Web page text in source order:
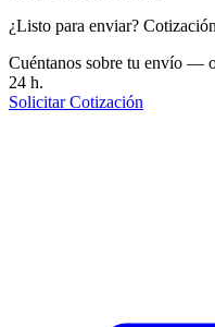
¿Listo para enviar?
Cuéntanos sobre tu envío —
24 h.
Solicitar Cotización